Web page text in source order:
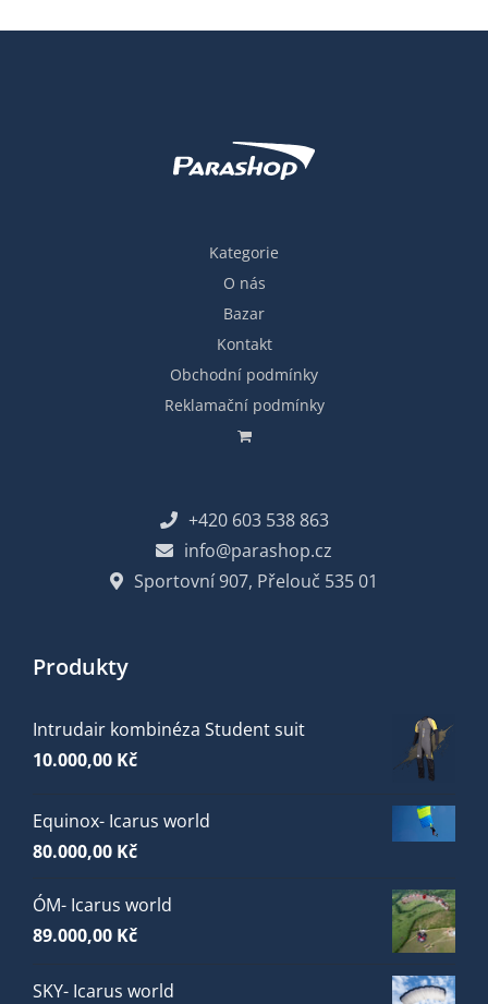
Kategorie
O nás
Bazar
Kontakt
Obchodní podmínky
Reklamační podmínky
+420 603 538 863
info@parashop.cz
Sportovní 907, Přelouč 535 01
Produkty
Intrudair kombinéza Student suit
10.000,00 Kč
Equinox- Icarus world
80.000,00 Kč
ÓM- Icarus world
89.000,00 Kč
SKY- Icarus world